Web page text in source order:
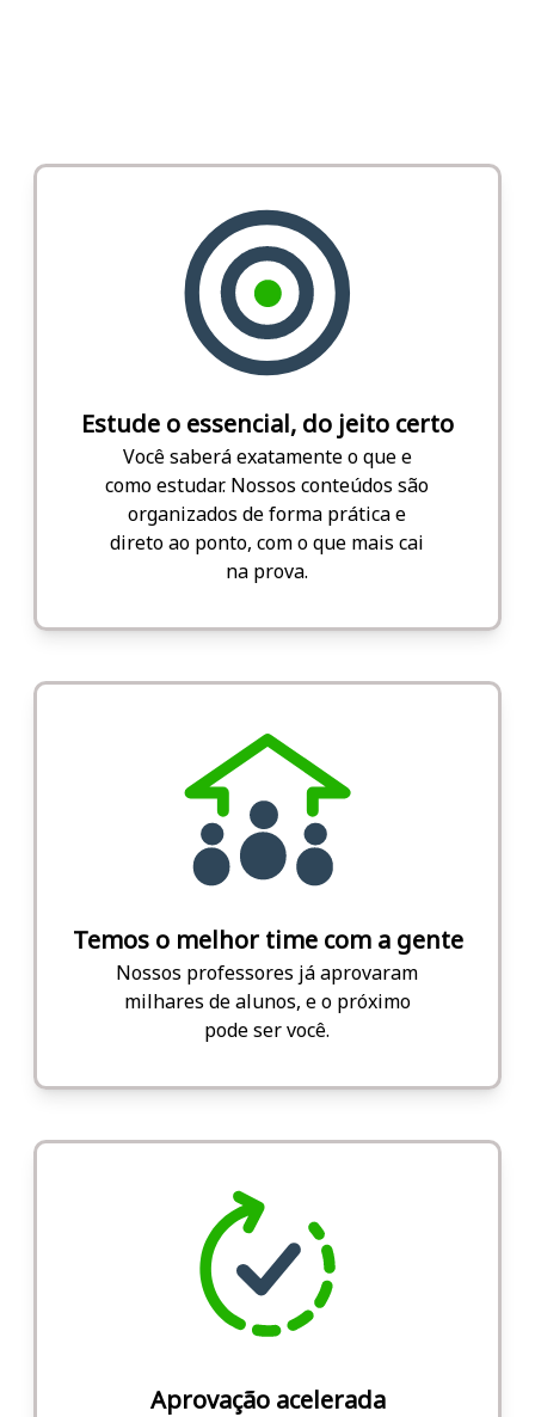
Estude o essencial, do jeito certo
Você saberá exatamente o que e
como estudar. Nossos conteúdos são
organizados de forma prática e
direto ao ponto, com o que mais cai
na prova.
Temos o melhor time com a gente
Nossos professores já aprovaram
milhares de alunos, e o próximo
pode ser você.
Aprovação acelerada